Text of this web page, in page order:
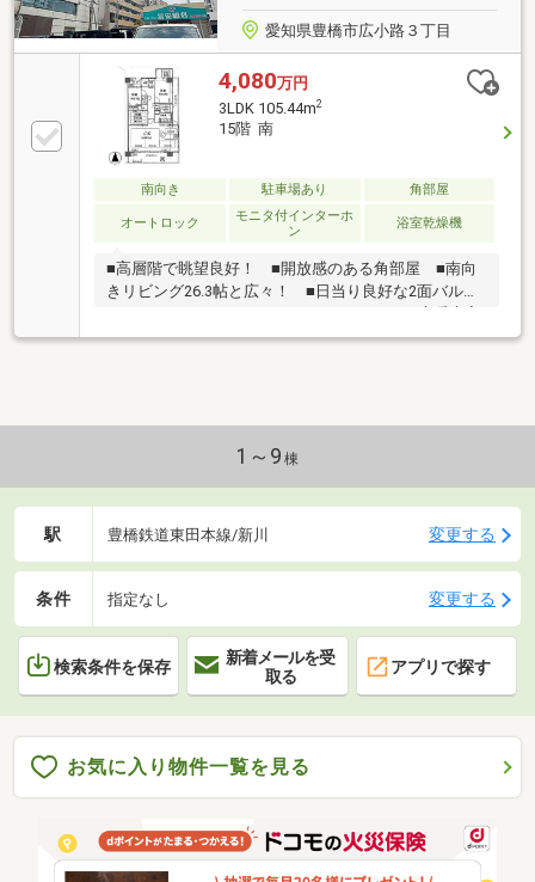
愛知県豊橋市広小路３丁目
4,080万円
3LDK 105.44m2
15階 南
南向き 駐車場あり 角部屋
オートロック
モニタ付インターホ
ン
浴室乾燥機
■高層階で眺望良好！ ■開放感のある角部屋 ■南向
きリビング26.3帖と広々！ ■日当り良好な2面バルコ
備 ■シューズクローク ■豊橋駅まで徒歩3分
1～9 棟
駅 豊橋鉄道東田本線/新川 変更する
条件 指定なし 変更する
検索条件を保存
新着メールを受
取る
アプリで探す
お気に入り物件一覧を見る